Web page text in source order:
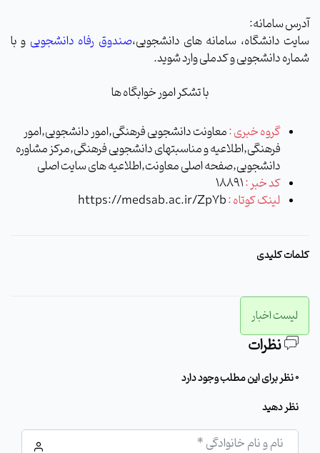
آدرس سامانه:
سایت دانشگاه، سامانه های دانشجویی،صندوق رفاه دانشجویی و با
شماره دانشجویی و کدملی وارد شوید.
با تشکر امور خوابگاه ها
گروه خبری :معاونت دانشجویی فرهنگی,امور دانشجویی,امور
فرهنگی,اطلاعیه و مناسبتهای دانشجویی فرهنگی,مرکز مشاوره
دانشجویی,صفحه اصلی معاونت,اطلاعیه های سایت اصلی
کد خبر :18891
لینک کوتاه :https://medsab.ac.ir/Zp7b
کلمات کلیدی
لیست اخبار
نظرات
0 نظر برای این مطلب وجود دارد
نظر دهید